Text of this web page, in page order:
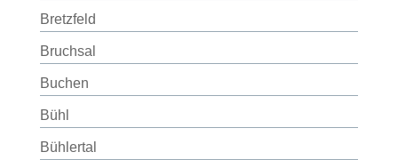
Bretzfeld
Bruchsal
Buchen
Bühl
Bühlertal